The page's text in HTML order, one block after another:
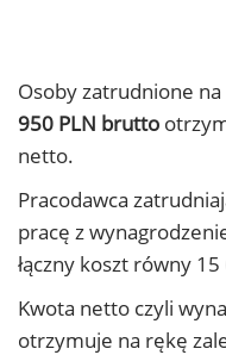
Osoby zatrudnione
950 PLN brutto
netto.
Pracodawca
pracę z
łączny koszt równy
Kwota netto czyli
otrzymuje na rękę